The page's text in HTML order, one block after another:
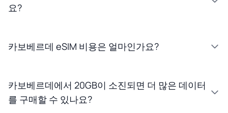
요?
카보베르데 eSIM 비용은 얼마인가요?
카보베르데에서 20GB이 소진되면 더 많은 데이터
를 구매할 수 있나요?